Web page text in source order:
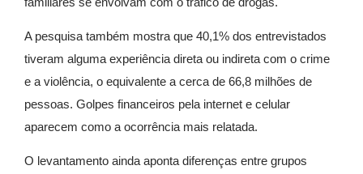
A pesquisa também mostra que 40,1% dos entrevistados
tiveram alguma experiência direta ou indireta com o crime
e a violência, o equivalente a cerca de 66,8 milhões de
pessoas. Golpes financeiros pela internet e celular
aparecem como a ocorrência mais relatada.
O levantamento ainda aponta diferenças entre grupos